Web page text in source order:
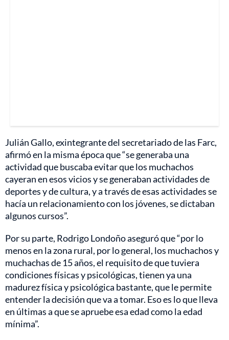
Julián Gallo, exintegrante del secretariado de las Farc,
afirmó en la misma época que “se generaba una
actividad que buscaba evitar que los muchachos
cayeran en esos vicios y se generaban actividades de
deportes y de cultura, y a través de esas actividades se
hacía un relacionamiento con los jóvenes, se dictaban
algunos cursos”.
Por su parte, Rodrigo Londoño aseguró que “por lo
menos en la zona rural, por lo general, los muchachos y
muchachas de 15 años, el requisito de que tuviera
condiciones físicas y psicológicas, tienen ya una
madurez física y psicológica bastante, que le permite
entender la decisión que va a tomar. Eso es lo que lleva
en últimas a que se apruebe esa edad como la edad
mínima”.